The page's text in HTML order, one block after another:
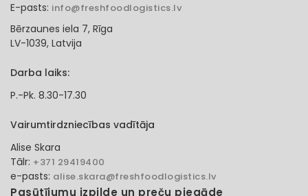
E-pasts: info@freshfoodlogistics.lv
Bērzaunes iela 7, Rīga
LV-1039, Latvija
Darba laiks:
P.-Pk. 8.30-17.30
Vairumtirdzniecības vadītāja
Alise Skara
Tālr: +371 29419400
e-pasts: alise.skara@freshfoodlogistics.lv
Pasūtījumu izpilde un preču piegāde